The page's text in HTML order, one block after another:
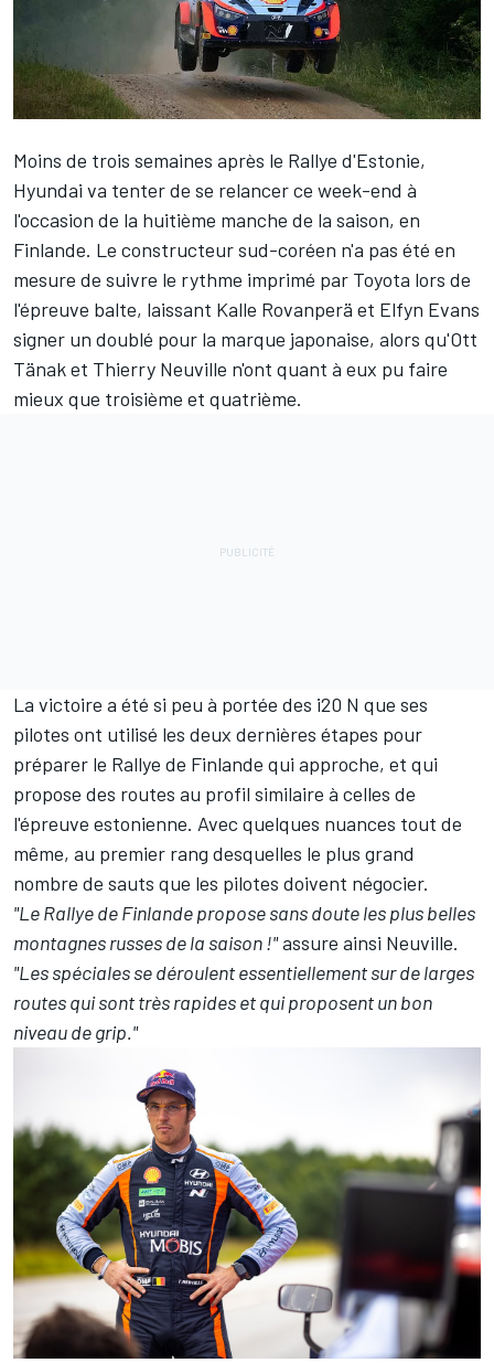
Moins de trois semaines après le Rallye d'Estonie,
Hyundai va tenter de se relancer ce week-end à
l'occasion de la huitième manche de la saison, en
Finlande. Le constructeur sud-coréen n'a pas été en
mesure de suivre le rythme imprimé par Toyota lors de
l'épreuve balte, laissant Kalle Rovanperä et Elfyn Evans
signer un doublé pour la marque japonaise, alors qu'Ott
Tänaket Thierry Neuville n'ont quant à eux pu faire
mieux que troisième et quatrième.
La victoire a été si peu à portée des i20 N que ses
pilotes ont utilisé les deux dernières étapes pour
préparer le Rallye de Finlande qui approche, et qui
propose des routes au profil similaire à celles de
l'épreuve estonienne. Avec quelques nuances tout de
même, au premier rang desquelles le plus grand
nombre de sauts que les pilotes doivent négocier.
"Le Rallye de Finlande propose sans doute les plus belles
montagnes russes de la saison !"assure ainsi Neuville.
"Les spéciales se déroulent essentiellement sur de larges
routes qui sont très rapides et qui proposent un bon
niveau de grip."